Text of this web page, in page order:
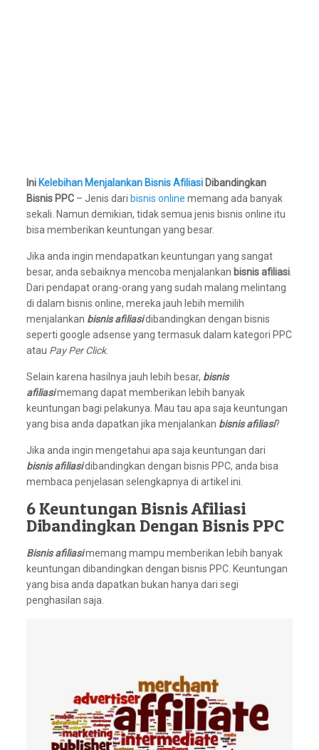
Ini Kelebihan Menjalankan Bisnis Afiliasi Dibandingkan
Bisnis PPC – Jenis dari bisnis online memang ada banyak
sekali. Namun demikian, tidak semua jenis bisnis online itu
bisa memberikan keuntungan yang besar.
Jika anda ingin mendapatkan keuntungan yang sangat
besar, anda sebaiknya mencoba menjalankan bisnis afiliasi.
Dari pendapat orang-orang yang sudah malang melintang
di dalam bisnis online, mereka jauh lebih memilih
menjalankan bisnis afiliasidibandingkan dengan bisnis
seperti google adsense yang termasuk dalam kategori PPC
atau Pay Per Click.
Selain karena hasilnya jauh lebih besar, bisnis
afiliasimemang dapat memberikan lebih banyak
keuntungan bagi pelakunya. Mau tau apa saja keuntungan
yang bisa anda dapatkan jika menjalankan bisnis afiliasi?
Jika anda ingin mengetahui apa saja keuntungan dari
bisnis afiliasidibandingkan dengan bisnis PPC, anda bisa
membaca penjelasan selengkapnya di artikel ini.
6 Keuntungan Bisnis Afiliasi
Dibandingkan Dengan Bisnis PPC
Bisnis afiliasimemang mampu memberikan lebih banyak
keuntungan dibandingkan dengan bisnis PPC. Keuntungan
yang bisa anda dapatkan bukan hanya dari segi
penghasilan saja.